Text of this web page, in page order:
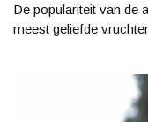
De populariteit van de
meest geliefde